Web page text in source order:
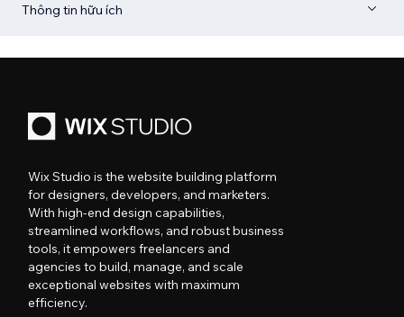
Thông tin hữu ích
Wix Studio is the website building platform
for designers, developers, and marketers.
With high-end design capabilities,
streamlined workflows, and robust business
tools, it empowers freelancers and
agencies to build, manage, and scale
exceptional websites with maximum
efficiency.